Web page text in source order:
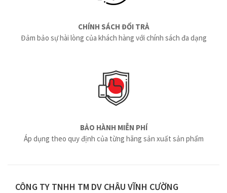
CHÍNH SÁCH ĐỔI TRẢ
Đảm bảo sự hài lòng của khách hàng với chính sách đa dạng
BẢO HÀNH MIỄN PHÍ
Áp dụng theo quy định của từng hãng sản xuất sản phẩm
CÔNG TY TNHH TM DV CHÂU VĨNH CƯỜNG